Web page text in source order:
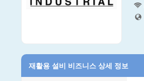
재활용 설비 비즈니스 상세 정보